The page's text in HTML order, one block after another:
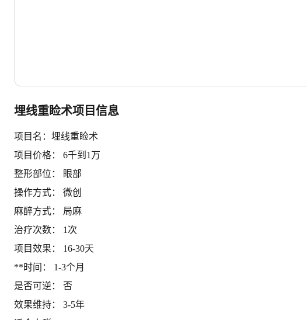
埋线重睑术项目信息
项目名：埋线重睑术
项目价格： 6千到1万
整形部位： 眼部
操作方式： 微创
麻醉方式： 局麻
治疗次数： 1次
项目效果： 16-30天
**时间： 1-3个月
是否可逆： 否
效果维持： 3-5年